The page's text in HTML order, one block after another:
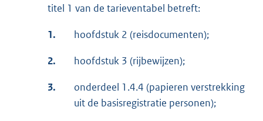
titel 1 van de tarieventabel betreft:
1. hoofdstuk 2 (reisdocumenten);
2. hoofdstuk 3 (rijbewijzen);
3.
onderdeel 1.4.4 (papieren verstrekking
uit de basisregistratie personen);